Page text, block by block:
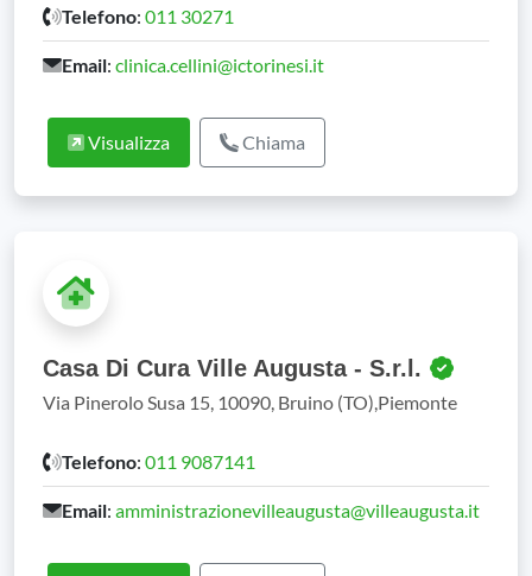
Telefono: 011 30271
Email: clinica.cellini@ictorinesi.it
Visualizza Chiama
Casa Di Cura Ville Augusta - S.r.l.
Via Pinerolo Susa 15, 10090, Bruino (TO),Piemonte
Telefono: 011 9087141
Email: amministrazionevilleaugusta@villeaugusta.it